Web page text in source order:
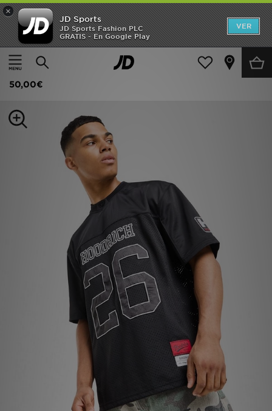
×
JD Sports
JD Sports Fashion PLC
GRATIS - En Google Play
VER
Página principal
Hombre Ropa de hombre Camisetas
Hoodrich Camiseta Playmaker
50,00€
Hombre
Mujer
Estilo
Deportes & Fitness
TARJETA REGALO